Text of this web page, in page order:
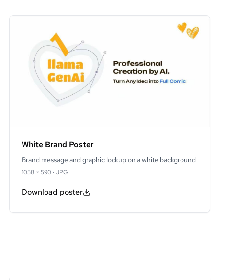
White Brand Poster
Brand message and graphic lockup on a white background
1058 × 590 ·JPG
Download poster